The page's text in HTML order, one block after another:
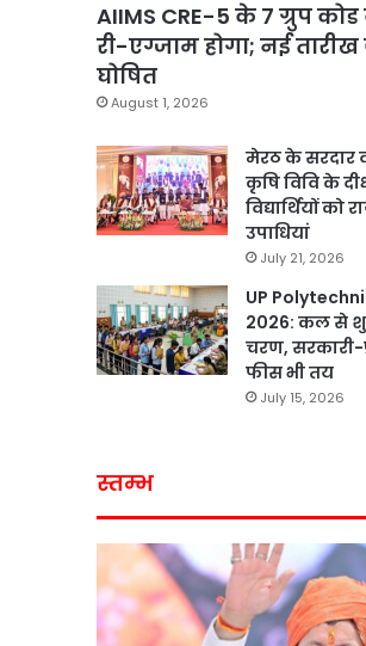
AIIMS CRE-5 के 7 ग्रुप कोड
री-एग्जाम होगा; नई
घोषित
August 1, 2026
मेरठ के सरदार
कृषि विवि के
विद्यार्थियों को
उपाधियां
July 21, 2026
UP
2026: कल से
चरण, सरकारी-
फीस भी तय
July 15, 2026
स्तम्भ